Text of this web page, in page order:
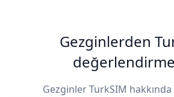
Gezginlerden
Gezginler TurkSIM